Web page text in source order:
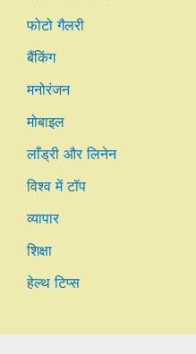
फोटो गैलरी
बैंकिंग
मनोरंजन
मोबाइल
लाँड्री और लिनेन
विश्व में टॉप
व्यापार
शिक्षा
हेल्थ टिप्स